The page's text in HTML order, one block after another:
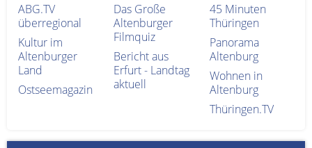
ABG.TV
überregional
Kultur im
Altenburger
Land
Ostseemagazin
Das Große
Altenburger
Filmquiz
Bericht aus
Erfurt - Landtag
aktuell
45 Minuten
Thüringen
Panorama
Altenburg
Wohnen in
Altenburg
Thüringen.TV